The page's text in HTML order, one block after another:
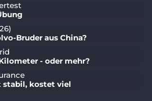
Bruder aus China?
- oder mehr?
stabil, kostet viel